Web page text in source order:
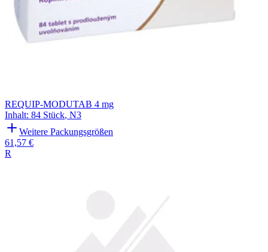
REQUIP-MODUTAB 4 mg
Inhalt: 84 Stück, N3
Weitere Packungsgrößen
61,57 €
R